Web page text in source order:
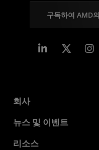
구독하여 AMD
Linkedin
회사
AMD 소개
기업의 사회적 책임
뉴스 및 이벤트
뉴스룸
리소스